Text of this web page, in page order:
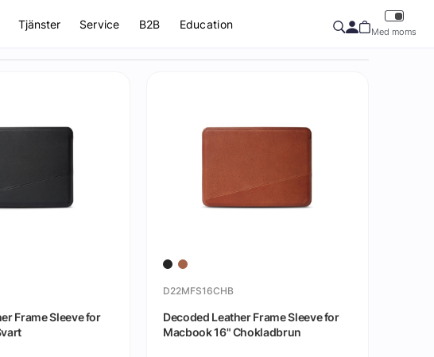
Tjänster Service B2B Education
Med moms
Frame Sleeve for
D22MFS16CHB
Decoded Leather Frame Sleeve for
Macbook 16" Chokladbrun